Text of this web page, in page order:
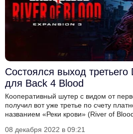
Состоялся выход третьего
для Back 4 Blood
Кооперативный шутер с видом от
получил вот уже третье по счету
названием «Реки крови» (River of
08 декабря 2022 в 09:21